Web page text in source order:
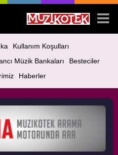
Kullanım Koşulları
Müzik Bankaları
Besteciler
Haberler